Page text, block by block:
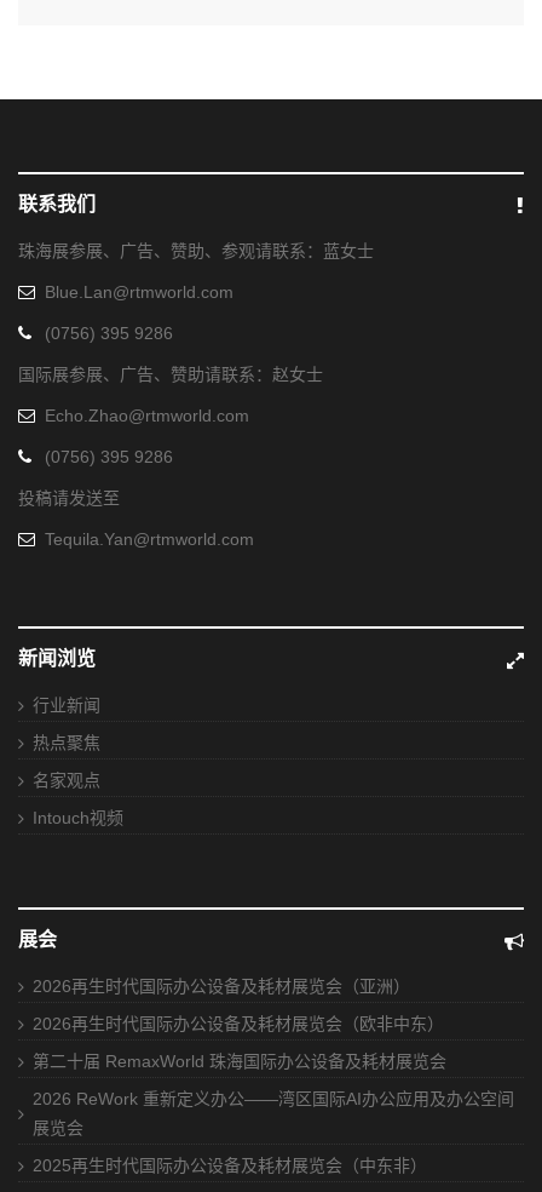
联系我们
珠海展参展、广告、赞助、参观请联系：蓝女士
Blue.Lan@rtmworld.com
(0756) 395 9286
国际展参展、广告、赞助请联系：赵女士
Echo.Zhao@rtmworld.com
(0756) 395 9286
投稿请发送至
Tequila.Yan@rtmworld.com
新闻浏览
行业新闻
热点聚焦
名家观点
Intouch视频
展会
2026再生时代国际办公设备及耗材展览会（亚洲）
2026再生时代国际办公设备及耗材展览会（欧非中东）
第二十届 RemaxWorld 珠海国际办公设备及耗材展览会
2026 ReWork 重新定义办公——湾区国际AI办公应用及办公空间
展览会
2025再生时代国际办公设备及耗材展览会（中东非）